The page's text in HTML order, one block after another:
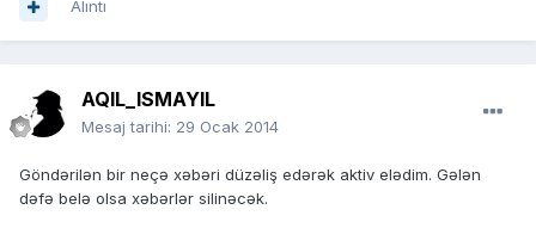
Alıntı
AQIL_ISMAYIL
Mesaj tarihi: 29 Ocak 2014
Göndərilən bir neçə xəbəri düzəliş edərək aktiv elədim. Gələn
dəfə belə olsa xəbərlər silinəcək.